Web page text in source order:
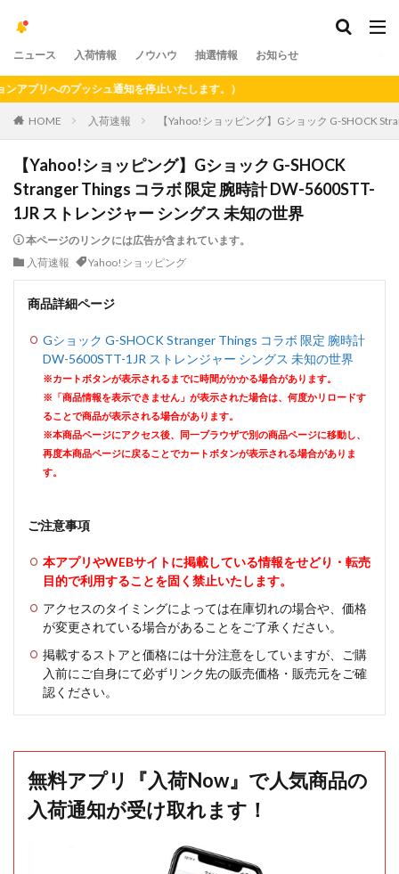
ニュース 入荷情報 ノウハウ 抽選情報 お知らせ
へのプッシュ通知を停止いたします。）
HOME 入荷速報 【Yahoo!ショッピング】Gショック G-SHOCK
【Yahoo!ショッピング】Gショック G-SHOCK
Stranger Things コラボ 限定 腕時計 DW-5600STT-
1JR ストレンジャー シングス 未知の世界
本ページのリンクには広告が含まれています。
入荷速報
Yahoo!ショッピング
商品詳細ページ
Gショック G-SHOCK Stranger Things コラボ 限定 腕時計
DW-5600STT-1JR ストレンジャー シングス 未知の世界
※カートボタンが表示されるまでに時間がかかる場合があります。
※「商品情報を表示できません」が表示された場合は、何度かリロードす
ることで商品が表示される場合があります。
※本商品ページにアクセス後、同一ブラウザで別の商品ページに移動し、
再度本商品ページに戻ることでカートボタンが表示される場合がありま
す。
ご注意事項
本アプリやWEBサイトに掲載している情報をせどり・転売
目的で利用することを固く禁止いたします。
アクセスのタイミングによっては在庫切れの場合や、価格
が変更されている場合があることをご了承ください。
掲載するストアと価格には十分注意をしていますが、ご購
入前にご自身にて必ずリンク先の販売価格・販売元をご確
認ください。
無料アプリ『入荷Now』で人気商品の
入荷通知が受け取れます！